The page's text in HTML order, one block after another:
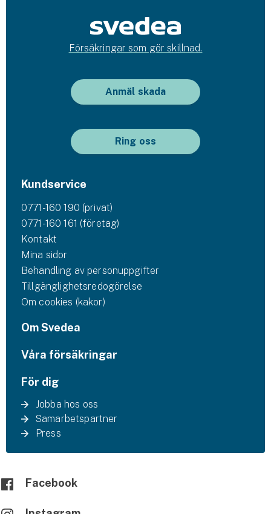
Försäkringar som gör skillnad.
Anmäl skada
Ring oss
Kundservice
0771-160 190 (privat)
0771-160 161 (företag)
Kontakt
Mina sidor
Behandling av personuppgifter
Tillgänglighetsredogörelse
Om cookies (kakor)
Om Svedea
Våra försäkringar
För dig
Jobba hos oss
Samarbetspartner
Press
Facebook